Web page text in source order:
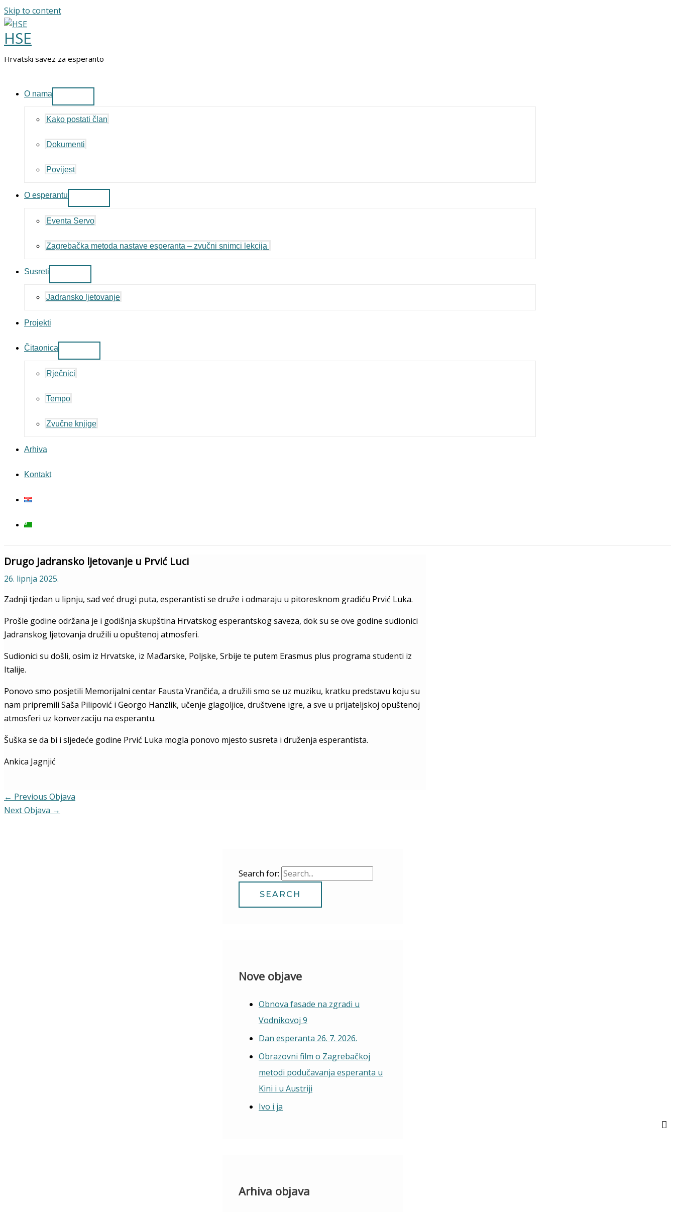
Skip to content
HSE
Hrvatski savez za esperanto
O nama
Kako postati član
Dokumenti
Povijest
O esperantu
Eventa Servo
Zagrebačka metoda nastave esperanta – zvučni snimci lekcija
Susreti
Jadransko ljetovanje
Projekti
Čitaonica
Rječnici
Tempo
Zvučne knjige
Arhiva
Kontakt
Drugo Jadransko ljetovanje u Prvić Luci
26. lipnja 2025.
Zadnji tjedan u lipnju, sad već drugi puta, esperantisti se druže i odmaraju u pitoresknom gradiću Prvić Luka.
Prošle godine održana je i godišnja skupština Hrvatskog esperantskog saveza, dok su se ove godine sudionici
Jadranskog ljetovanja družili u opuštenoj atmosferi.
Sudionici su došli, osim iz Hrvatske, iz Mađarske, Poljske, Srbije te putem Erasmus plus programa studenti iz
Italije.
Ponovo smo posjetili Memorijalni centar Fausta Vrančića, a družili smo se uz muziku, kratku predstavu koju su
nam pripremili Saša Pilipović i Georgo Hanzlik, učenje glagoljice, društvene igre, a sve u prijateljskoj opuštenoj
atmosferi uz konverzaciju na esperantu.
Šuška se da bi i sljedeće godine Prvić Luka mogla ponovo mjesto susreta i druženja esperantista.
Ankica Jagnjić
← Previous Objava
Next Objava →
Search for:
Nove objave
Obnova fasade na zgradi u
Vodnikovoj 9
Dan esperanta 26. 7. 2026.
Obrazovni film o Zagrebačkoj
metodi podučavanja esperanta u
Kini i u Austriji
Ivo i ja
Arhiva objava